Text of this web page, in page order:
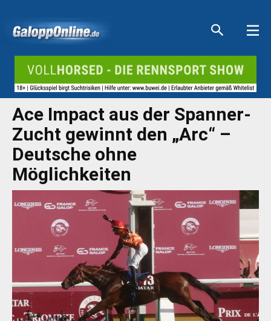
Ace Impact aus der Spanner-
Zucht gewinnt den „Arc“ –
Deutsche ohne
Möglichkeiten